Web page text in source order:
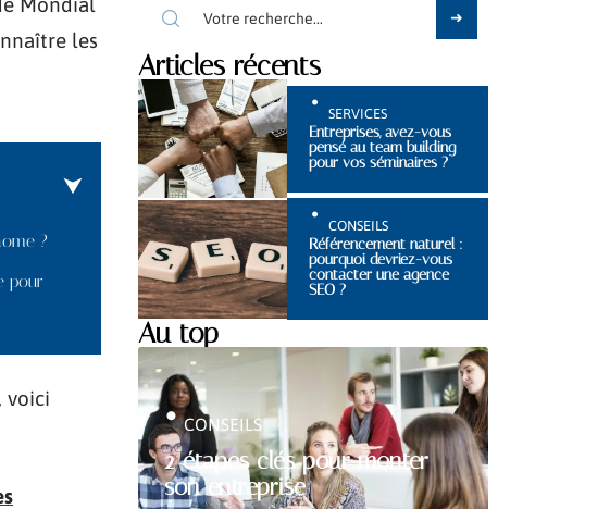
les
?
pour
voici
Articles récents
SERVICES
Entreprises, avez-vous
pensé au team building
pour vos séminaires ?
CONSEILS
Référencement naturel :
pourquoi devriez-vous
contacter une agence
SEO ?
Au top
2 étapes clés pour monter
son entreprise
CONSEILS